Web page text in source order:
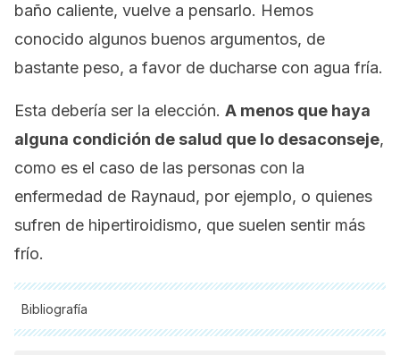
baño caliente, vuelve a pensarlo. Hemos
conocido algunos buenos argumentos, de
bastante peso, a favor de ducharse con agua fría.
Esta debería ser la elección. A menos que haya
alguna condición de salud que lo desaconseje,
como es el caso de las personas con la
enfermedad de Raynaud, por ejemplo, o quienes
sufren de hipertiroidismo, que suelen sentir más
frío.
Bibliografía
Todas las fuentes citadas fueron revisadas a profundidad por